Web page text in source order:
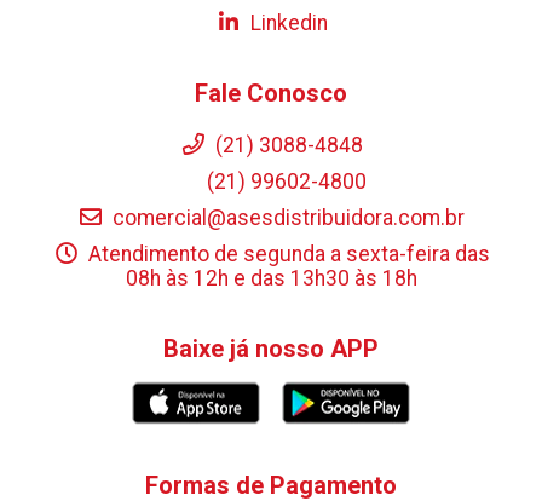
Linkedin
Fale Conosco
(21) 3088-4848
(21) 99602-4800
comercial@asesdistribuidora.com.br
Atendimento de segunda a sexta-feira das
08h às 12h e das 13h30 às 18h
Baixe já nosso APP
Formas de Pagamento